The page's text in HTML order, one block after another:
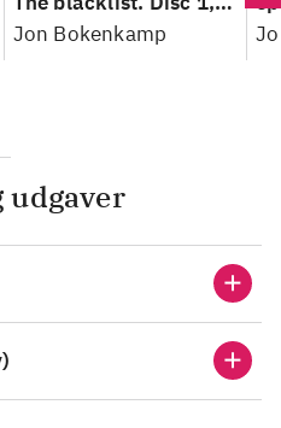
episodes 1-4
Jon Bokenkamp